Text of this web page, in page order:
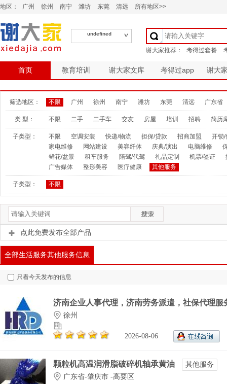
地区： 广州 徐州 南宁 潍坊 东莞 清远 所有地区>>
undefined
首页 教育培训 谢大家文库 考得过app 谢大
筛选地区： 不限 广州 徐州 南宁 潍坊 东莞 清远 广东省
类 型： 不限 二手 二手车 交友 房屋 培训 招聘 简历
子类型： 不限 空调安装 快递/物流 担保/贷款 招商加盟
开锁/
家电维修
网站建设 美容纤体 庆典/演出 电脑维修
鲜花/盆景
租车服务 陪驾/代驾 礼品定制 机票/签证
广告媒体
整形美容 医疗健康 其他服务
子类型： 不限
点此免费发布全部产品
全部生活服务其他服务信息
只看今天发布的信息
济南企业人事代理，济南劳务派遣，社保代理服
徐州
2026-08-06
颗粒机高温润滑脂破碎机轴承黄油
其他服务
广东省-肇庆市 -高要区